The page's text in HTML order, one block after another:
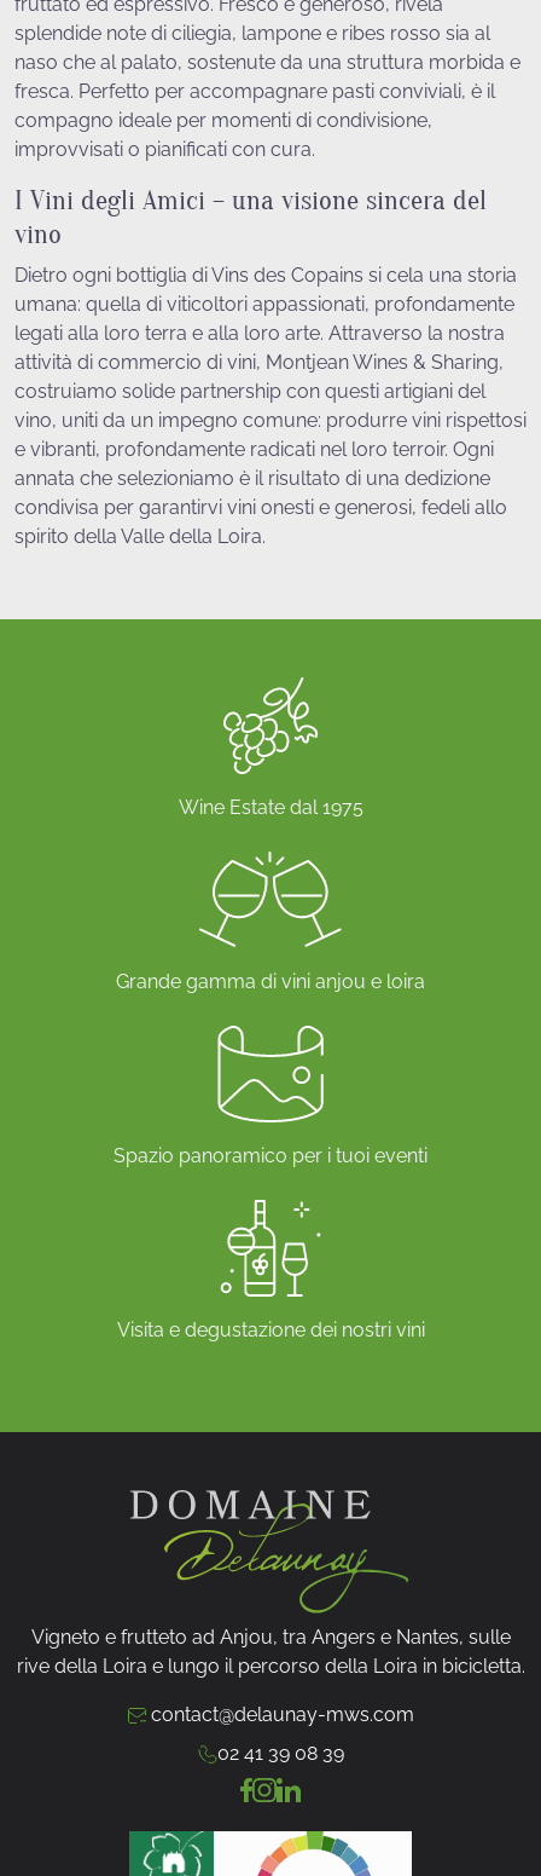
splendide note di ciliegia, lampone e ribes rosso sia al
naso che al palato, sostenute da una struttura morbida e
fresca. Perfetto per accompagnare pasti conviviali, è il
compagno ideale per momenti di condivisione,
improvvisati o pianificati con cura.
I Vini degli Amici – una visione sincera del
vino
Dietro ogni bottiglia di Vins des Copains si cela una storia
umana: quella di viticoltori appassionati, profondamente
legati alla loro terra e alla loro arte. Attraverso la nostra
attività di commercio di vini, Montjean Wines & Sharing,
costruiamo solide partnership con questi artigiani del
vino, uniti da un impegno comune: produrre vini rispettosi
e vibranti, profondamente radicati nel loro terroir. Ogni
annata che selezioniamo è il risultato di una dedizione
condivisa per garantirvi vini onesti e generosi, fedeli allo
spirito della Valle della Loira.
Wine Estate dal 1975
Grande gamma di vini anjou e loira
Spazio panoramico per i tuoi eventi
Visita e degustazione dei nostri vini
Vigneto e frutteto ad Anjou, tra Angers e Nantes, sulle
rive della Loira e lungo il percorso della Loira in bicicletta.
contact@delaunay-mws.com
02 41 39 08 39